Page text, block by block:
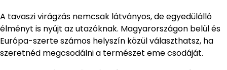
A tavaszi virágzás nemcsak látványos, de egyedülálló
élményt is nyújt az utazóknak. Magyarországon belül és
Európa-szerte számos helyszín közül választhatsz, ha
szeretnéd megcsodálni a természet eme csodáját.